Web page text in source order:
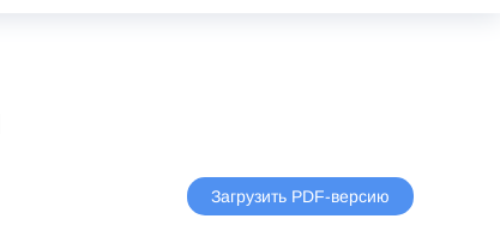
Загрузить PDF-версию